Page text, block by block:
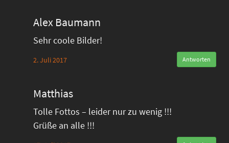
Alex Baumann
Sehr coole Bilder!
2. Juli 2017 Antworten
Matthias
Tolle Fottos – leider nur zu wenig !!!
Grüße an alle !!!